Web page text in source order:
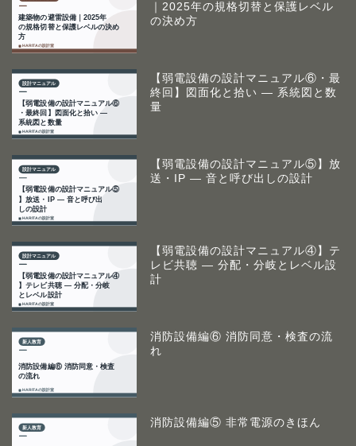
｜2025年の規格切替と保護レベル
の決め方
【弱電設備の設計マニュアル⑥・最
終回】図面化と拾い ― 系統図と数
量
【弱電設備の設計マニュアル⑤】放
送・IP ― 音と呼び出しの設計
【弱電設備の設計マニュアル④】テ
レビ共聴 ― 分配・分岐とレベル設
計
消防設備編⑥ 消防同意・検査の流
れ
消防設備編⑤ 非常電源のきほん